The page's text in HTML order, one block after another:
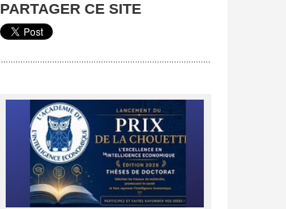
PARTAGER CE SITE